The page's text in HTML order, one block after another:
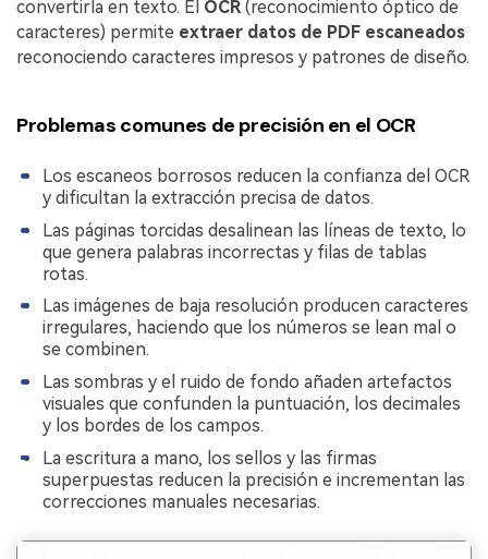
convertirla en texto. El OCR(reconocimiento óptico de
caracteres) permite extraer datos de PDF escaneados
reconociendo caracteres impresos y patrones de diseño.
Problemas comunes de precisión en el OCR
Los escaneos borrosos reducen la confianza del OCR
y dificultan la extracción precisa de datos.
Las páginas torcidas desalinean las líneas de texto, lo
que genera palabras incorrectas y filas de tablas
rotas.
Las imágenes de baja resolución producen caracteres
irregulares, haciendo que los números se lean mal o
se combinen.
Las sombras y el ruido de fondo añaden artefactos
visuales que confunden la puntuación, los decimales
y los bordes de los campos.
La escritura a mano, los sellos y las firmas
superpuestas reducen la precisión e incrementan las
correcciones manuales necesarias.